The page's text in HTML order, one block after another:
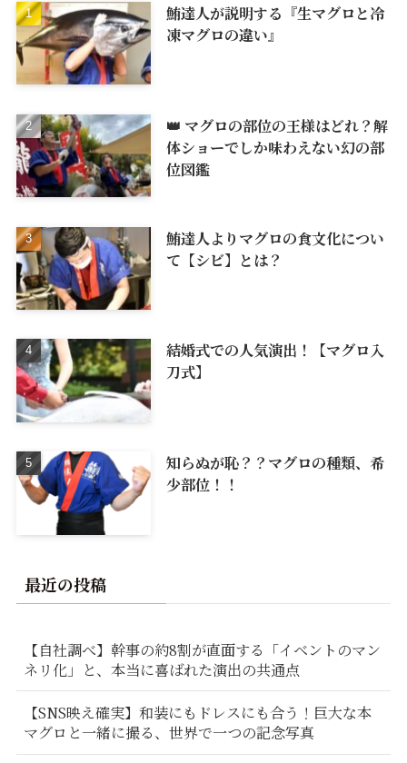
鮪達人が説明する『生マグロと冷
凍マグロの違い』
👑 マグロの部位の王様はどれ？解
体ショーでしか味わえない幻の部
位図鑑
鮪達人よりマグロの食文化につい
て【シビ】とは？
結婚式での人気演出！【マグロ入
刀式】
知らぬが恥？？マグロの種類、希
少部位！！
最近の投稿
【自社調べ】幹事の約8割が直面する「イベントのマン
ネリ化」と、本当に喜ばれた演出の共通点
【SNS映え確実】和装にもドレスにも合う！巨大な本
マグロと一緒に撮る、世界で一つの記念写真